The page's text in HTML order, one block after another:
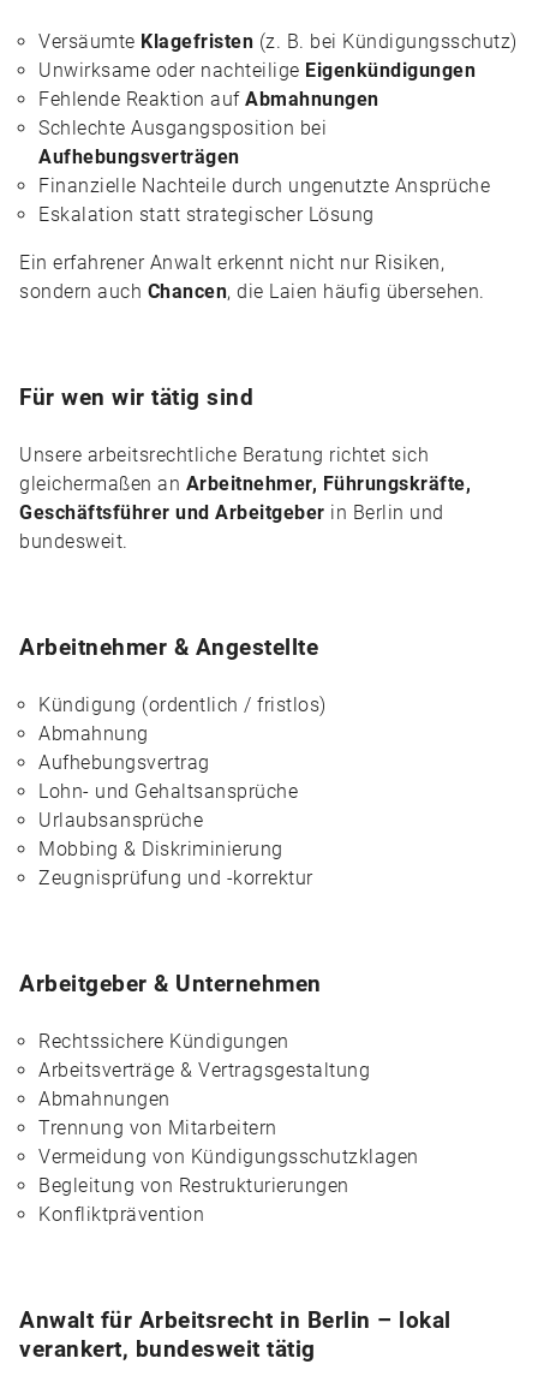
Versäumte Klagefristen (z. B. bei Kündigungsschutz)
Unwirksame oder nachteilige Eigenkündigungen
Fehlende Reaktion auf Abmahnungen
Schlechte Ausgangsposition bei
Aufhebungsverträgen
Finanzielle Nachteile durch ungenutzte Ansprüche
Eskalation statt strategischer Lösung
Ein erfahrener Anwalt erkennt nicht nur Risiken,
sondern auch Chancen, die Laien häufig übersehen.
Für wen wir tätig sind
Unsere arbeitsrechtliche Beratung richtet sich
gleichermaßen an Arbeitnehmer, Führungskräfte,
Geschäftsführer und Arbeitgeber in Berlin und
bundesweit.
Arbeitnehmer & Angestellte
Kündigung (ordentlich / fristlos)
Abmahnung
Aufhebungsvertrag
Lohn- und Gehaltsansprüche
Urlaubsansprüche
Mobbing & Diskriminierung
Zeugnisprüfung und -korrektur
Arbeitgeber & Unternehmen
Rechtssichere Kündigungen
Arbeitsverträge & Vertragsgestaltung
Abmahnungen
Trennung von Mitarbeitern
Vermeidung von Kündigungsschutzklagen
Begleitung von Restrukturierungen
Konfliktprävention
Anwalt für Arbeitsrecht in Berlin – lokal
verankert, bundesweit tätig